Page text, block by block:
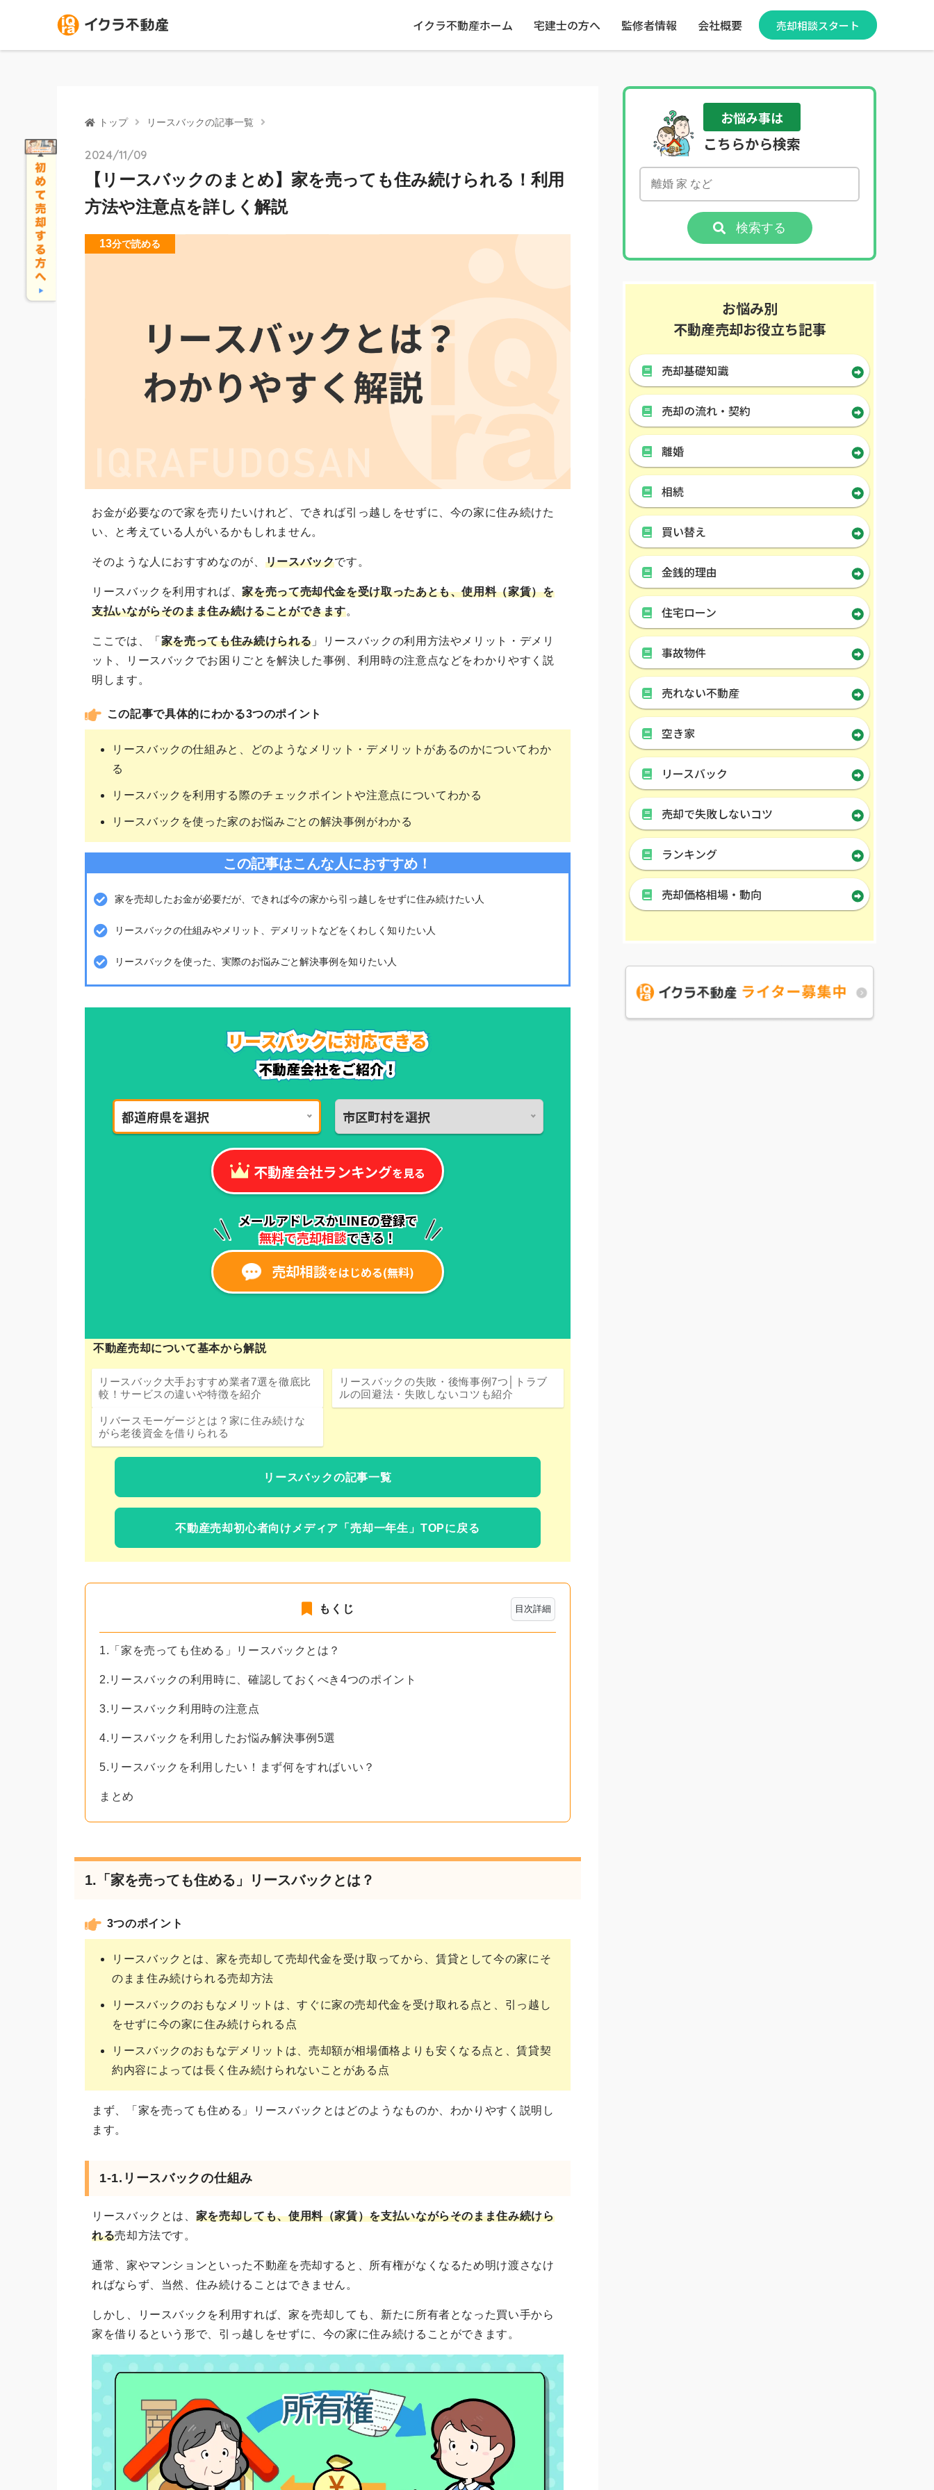
イクラ不動産ホーム 宅建士の方へ 監修者情報 会社概要 売却相談スタート
トップ リースバックの記事一覧
2024/11/09
【リースバックのまとめ】家を売っても住み続けられる！利用
方法や注意点を詳しく解説
13分で読める
お金が必要なので家を売りたいけれど、できれば引っ越しをせずに、今の家に住み続けた
い、と考えている人がいるかもしれません。
そのような人におすすめなのが、 リースバックです。
リースバックを利用すれば、家を売って売却代金を受け取ったあとも、使用料（家賃）を
支払いながらそのまま住み続けることができます。
ここでは、「 家を売っても住み続けられる 」リースバックの利用方法やメリット・デメリ
ット、リースバックでお困りごとを解決した事例、利用時の注意点などをわかりやすく説
明します。
この記事で具体的にわかる3つのポイント
リースバックの仕組みと、どのようなメリット・デメリットがあるのかについてわか
る
リースバックを利用する際のチェックポイントや注意点についてわかる
リースバックを使った家のお悩みごとの解決事例がわかる
この記事はこんな人におすすめ！
家を売却したお金が必要だが、できれば今の家から引っ越しをせずに住み続けたい人
リースバックの仕組みやメリット、デメリットなどをくわしく知りたい人
リースバックを使った、実際のお悩みごと解決事例を知りたい人
不動産売却について基本から解説
リースバック大手おすすめ業者7選を徹底比
較！サービスの違いや特徴を紹介
リースバックの失敗・後悔事例7つ│トラブ
ルの回避法・失敗しないコツも紹介
リバースモーゲージとは？家に住み続けな
がら老後資金を借りられる
リースバックの記事一覧
不動産売却初心者向けメディア 「売却一年生」TOPに戻る
目次詳細
もくじ
1.「家を売っても住める」リースバックとは？
2.リースバックの利用時に、確認しておくべき4つのポイント
3.リースバック利用時の注意点
4.リースバックを利用したお悩み解決事例5選
5.リースバックを利用したい！まず何をすればいい？
まとめ
1.「家を売っても住める」リースバックとは？
3つのポイント
リースバックとは、家を売却して売却代金を受け取ってから、賃貸として今の家にそ
のまま住み続けられる売却方法
リースバックのおもなメリットは、すぐに家の売却代金を受け取れる点と、引っ越し
をせずに今の家に住み続けられる点
リースバックのおもなデメリットは、売却額が相場価格よりも安くなる点と、賃貸契
約内容によっては長く住み続けられないことがある点
まず、「家を売っても住める」リースバックとはどのようなものか、わかりやすく説明し
ます。
1-1.リースバックの仕組み
リースバックとは、 家を売却しても、使用料（家賃）を支払いながらそのまま住み続けら
れる売却方法です。
通常、家やマンションといった不動産を売却すると、所有権がなくなるため明け渡さなけ
ればならず、当然、住み続けることはできません。
しかし、リースバックを利用すれば、家を売却しても、新たに所有者となった買い手から
家を借りるという形で、引っ越しをせずに、今の家に住み続けることができます。
お悩み事は
こちらから検索
検索する
お悩み別
不動産売却お役立ち記事
売却基礎知識
売却の流れ・契約
離婚
相続
買い替え
金銭的理由
住宅ローン
事故物件
売れない不動産
空き家
リースバック
売却で失敗しないコツ
ランキング
売却価格相場・動向